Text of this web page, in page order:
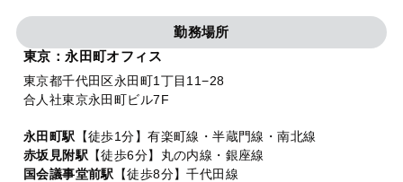
勤務場所
東京：永田町オフィス
東京都千代田区永田町1丁目11−28
合人社東京永田町ビル7F
永田町駅 【徒歩1分】有楽町線・半蔵門線・南北線
赤坂見附駅 【徒歩6分】丸の内線・銀座線
国会議事堂前駅
【徒歩8分】千代田線